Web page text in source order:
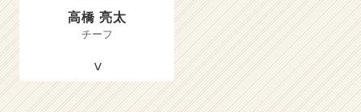
高橋 亮太
チーフ